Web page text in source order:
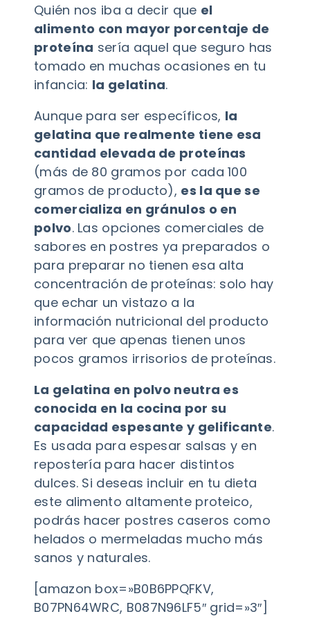
Quién nos iba a decir que el
alimento con mayor porcentaje de
proteína sería aquel que seguro has
tomado en muchas ocasiones en tu
infancia: la gelatina.
Aunque para ser específicos, la
gelatina que realmente tiene esa
cantidad elevada de proteínas
(más de 80 gramos por cada 100
gramos de producto), es la que se
comercializa en gránulos o en
polvo. Las opciones comerciales de
sabores en postres ya preparados o
para preparar no tienen esa alta
concentración de proteínas: solo hay
que echar un vistazo a la
información nutricional del producto
para ver que apenas tienen unos
pocos gramos irrisorios de proteínas.
La gelatina en polvo neutra es
conocida en la cocina por su
capacidad espesante y gelificante.
Es usada para espesar salsas y en
repostería para hacer distintos
dulces. Si deseas incluir en tu dieta
este alimento altamente proteico,
podrás hacer postres caseros como
helados o mermeladas mucho más
sanos y naturales.
[amazon box=»B0B6PPQFKV,
B07PN64WRC, B087N96LF5″ grid=»3″]